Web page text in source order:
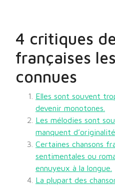
4 critiques
françaises
connues
Elles sont souvent
devenir monotones.
Les mélodies sont
manquent d’originalité.
Certaines chansons
sentimentales ou
ennuyeux à la longue.
La plupart des